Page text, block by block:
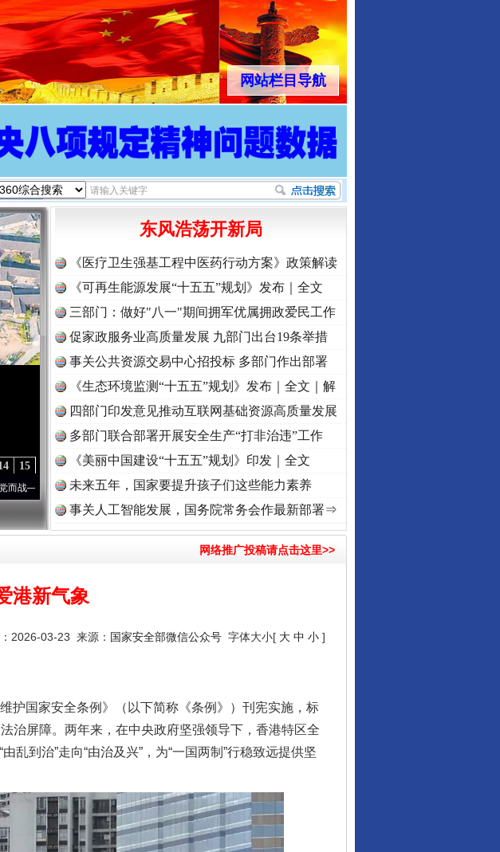
网站栏目导航
15
纪”事⑧加强纪律..·[视频]牢记初心使命 奋进复兴征程丨“转折之城”激荡..·[视频]
东风浩荡开新局
《医疗卫生强基工程中医药行动方案》政策解读
《可再生能源发展“十五五”规划》发布｜全文
三部门：做好"八一"期间拥军优属拥政爱民工作
促家政服务业高质量发展 九部门出台19条举措
事关公共资源交易中心招投标 多部门作出部署
《生态环境监测“十五五”规划》发布｜全文｜解
读
四部门印发意见推动互联网基础资源高质量发展
多部门联合部署开展安全生产“打非治违”工作
《美丽中国建设“十五五”规划》印发｜全文
未来五年，国家要提升孩子们这些能力素养
事关人工智能发展，国务院常务会作最新部署⇒
网络推广投稿请点击这里>>
港新气象
2026-03-23 来源： 国家安全部微信公众号 字体大小[ 大 中 小 ]
国家安全条例》（以下简称《条例》）刊宪实施，标
治屏障。两年来，在中央政府坚强领导下，香港特区全
到治”走向“由治及兴”，为“一国两制”行稳致远提供坚